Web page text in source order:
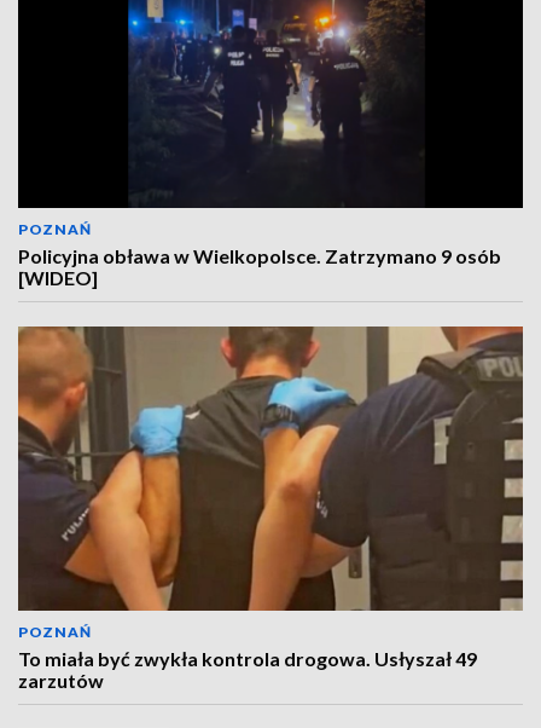
POZNAŃ
Policyjna obława w Wielkopolsce. Zatrzymano 9 osób
[WIDEO]
POZNAŃ
To miała być zwykła kontrola drogowa. Usłyszał 49
zarzutów